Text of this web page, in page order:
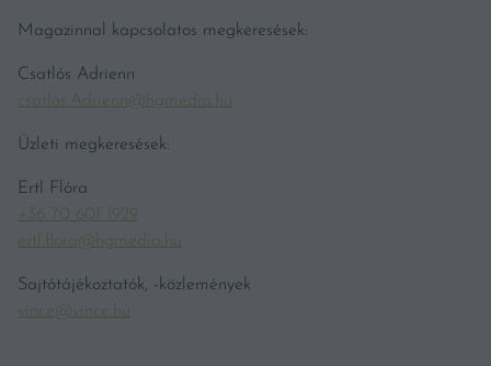
Magazinnal kapcsolatos megkeresések:
Csatlós Adrienn
csatlos.Adrienn@hgmedia.hu
Üzleti megkeresések:
Ertl Flóra
+36 70 601 1929
ertl.flora@hgmedia.hu
Sajtótájékoztatók, -közlemények
vince@vince.hu